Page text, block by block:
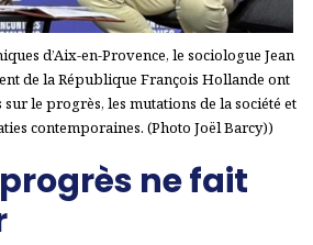
d’Aix-en-Provence, le sociologue Jean
de la République François Hollande ont
le progrès, les mutations de la société et
contemporaines. (Photo Joël Barcy))
ne fait